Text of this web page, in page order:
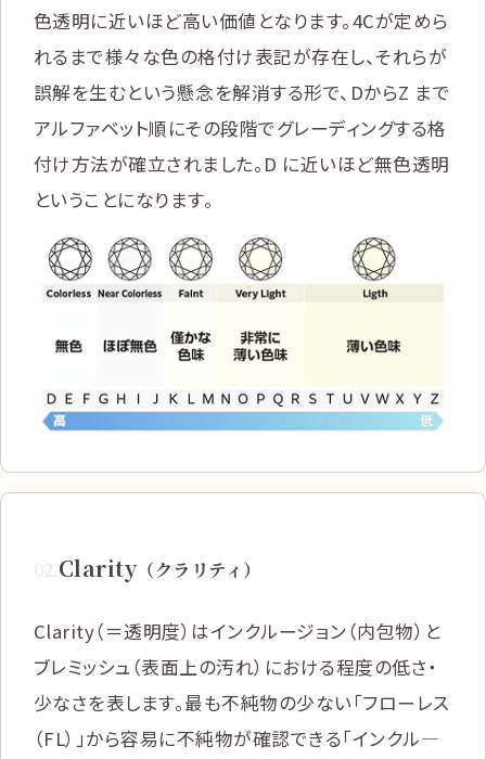
色透明に近いほど高い価値となります。4Cが定めら
れるまで様々な色の格付け表記が存在し、それらが
誤解を生むという懸念を解消する形で、DからZ まで
アルファベット順にその段階でグレーディングする格
付け方法が確立されました。D に近いほど無色透明
ということになります。
02.Clarity（クラリティ）
Clarity（＝透明度）はインクルージョン（内包物）と
ブレミッシュ（表面上の汚れ）における程度の低さ・
少なさを表します。最も不純物の少ない「フローレス
（FL）」から容易に不純物が確認できる「インクル―